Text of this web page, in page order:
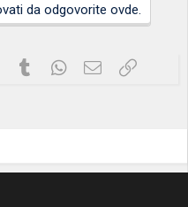
da odgovorite ovde.
PinterestTumblrWhatsApp
Imejl Link